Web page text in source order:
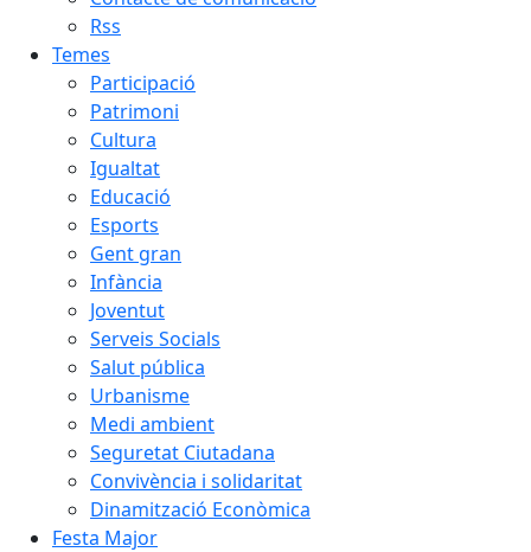
Rss
Temes
Participació
Patrimoni
Cultura
Igualtat
Educació
Esports
Gent gran
Infància
Joventut
Serveis Socials
Salut pública
Urbanisme
Medi ambient
Seguretat Ciutadana
Convivència i solidaritat
Dinamització Econòmica
Festa Major